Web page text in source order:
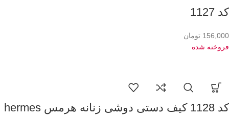
کد 1127
156,000 تومان
فروخته شده
کد 1128 کیف دستی دوشی زنانه هرمس hermes